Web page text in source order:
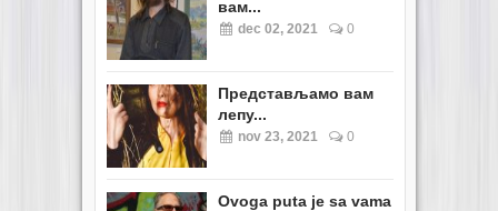
вам...
dec 02, 2021 0
Представљамо вам
лепу...
nov 23, 2021 0
Ovoga puta je sa vama